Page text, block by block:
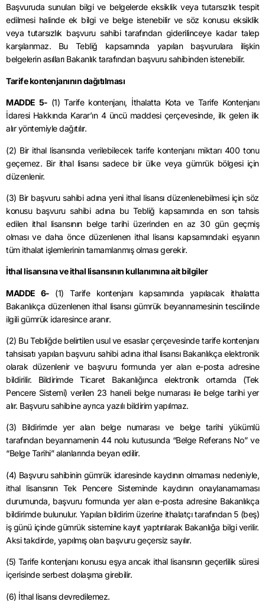
Başvuruda sunulan bilgi ve belgelerde eksiklik veya tutarsızlık tespit
edilmesi halinde ek bilgi ve belge istenebilir ve söz konusu eksiklik
veya tutarsızlık başvuru sahibi tarafından giderilinceye kadar talep
karşılanmaz. Bu Tebliğ kapsamında yapılan başvurulara ilişkin
belgelerin asılları Bakanlık tarafından başvuru sahibinden istenebilir.
Tarife kontenjanının dağıtılması
MADDE 5- (1) Tarife kontenjanı, İthalatta Kota ve Tarife Kontenjanı
İdaresi Hakkında Karar’ın 4 üncü maddesi çerçevesinde, ilk gelen ilk
alır yöntemiyle dağıtılır.
(2) Bir ithal lisansında verilebilecek tarife kontenjanı miktarı 400 tonu
geçemez. Bir ithal lisansı sadece bir ülke veya gümrük bölgesi için
düzenlenir.
(3) Bir başvuru sahibi adına yeni ithal lisansı düzenlenebilmesi için söz
konusu başvuru sahibi adına bu Tebliğ kapsamında en son tahsis
edilen ithal lisansının belge tarihi üzerinden en az 30 gün geçmiş
olması ve daha önce düzenlenen ithal lisansı kapsamındaki eşyanın
tüm ithalat işlemlerinin tamamlanmış olması gerekir.
İthal lisansına ve ithal lisansının kullanımına ait bilgiler
MADDE 6- (1) Tarife kontenjanı kapsamında yapılacak ithalatta
Bakanlıkça düzenlenen ithal lisansı gümrük beyannamesinin tescilinde
ilgili gümrük idaresince aranır.
(2) Bu Tebliğde belirtilen usul ve esaslar çerçevesinde tarife kontenjanı
tahsisatı yapılan başvuru sahibi adına ithal lisansı Bakanlıkça elektronik
olarak düzenlenir ve başvuru formunda yer alan e-posta adresine
bildirilir. Bildirimde Ticaret Bakanlığınca elektronik ortamda (Tek
Pencere Sistemi) verilen 23 haneli belge numarası ile belge tarihi yer
alır. Başvuru sahibine ayrıca yazılı bildirim yapılmaz.
(3) Bildirimde yer alan belge numarası ve belge tarihi yükümlü
tarafından beyannamenin 44 nolu kutusunda “Belge Referans No” ve
“Belge Tarihi” alanlarında beyan edilir.
(4) Başvuru sahibinin gümrük idaresinde kaydının olmaması nedeniyle,
ithal lisansının Tek Pencere Sisteminde kaydının onaylanamaması
durumunda, başvuru formunda yer alan e-posta adresine Bakanlıkça
bildirimde bulunulur. Yapılan bildirim üzerine ithalatçı tarafından 5 (beş)
iş günü içinde gümrük sistemine kayıt yaptırılarak Bakanlığa bilgi verilir.
Aksi takdirde, yapılmış olan başvuru geçersiz sayılır.
(5) Tarife kontenjanı konusu eşya ancak ithal lisansının geçerlilik süresi
içerisinde serbest dolaşıma girebilir.
(6) İthal lisansı devredilemez.